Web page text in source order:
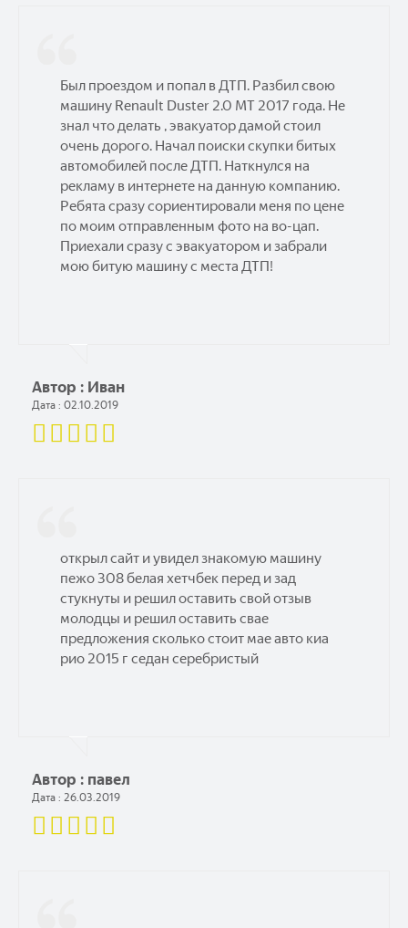
Был проездом и попал в ДТП. Разбил свою
машину Renault Duster 2.0 МТ 2017 года. Не
знал что делать , эвакуатор дамой стоил
очень дорого. Начал поиски скупки битых
автомобилей после ДТП. Наткнулся на
рекламу в интернете на данную компанию.
Ребята сразу сориентировали меня по цене
по моим отправленным фото на во-цап.
Приехали сразу с эвакуатором и забрали
мою битую машину с места ДТП!
Автор : Иван
Дата : 02.10.2019
открыл сайт и увидел знакомую машину
пежо 308 белая хетчбек перед и зад
стукнуты и решил оставить свой отзыв
молодцы и решил оставить свае
предложения сколько стоит мае авто киа
рио 2015 г седан серебристый
Автор : павел
Дата : 26.03.2019